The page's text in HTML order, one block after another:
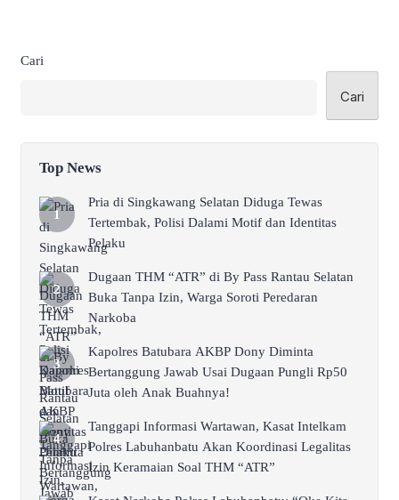
Cari
Cari
Top News
Pria di Singkawang Selatan Diduga Tewas
Tertembak, Polisi Dalami Motif dan Identitas
Pelaku
Dugaan THM “ATR” di By Pass Rantau Selatan
Buka Tanpa Izin, Warga Soroti Peredaran
Narkoba
Kapolres Batubara AKBP Dony Diminta
Bertanggung Jawab Usai Dugaan Pungli Rp50
Juta oleh Anak Buahnya!
Tanggapi Informasi Wartawan, Kasat Intelkam
Polres Labuhanbatu Akan Koordinasi Legalitas
Izin Keramaian Soal THM “ATR”